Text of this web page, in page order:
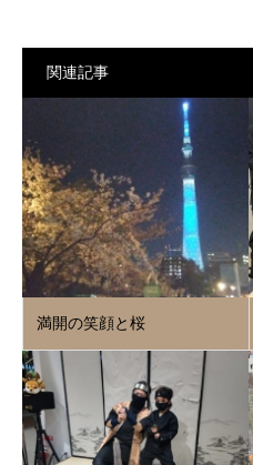
関連記事
満開の笑顔と桜